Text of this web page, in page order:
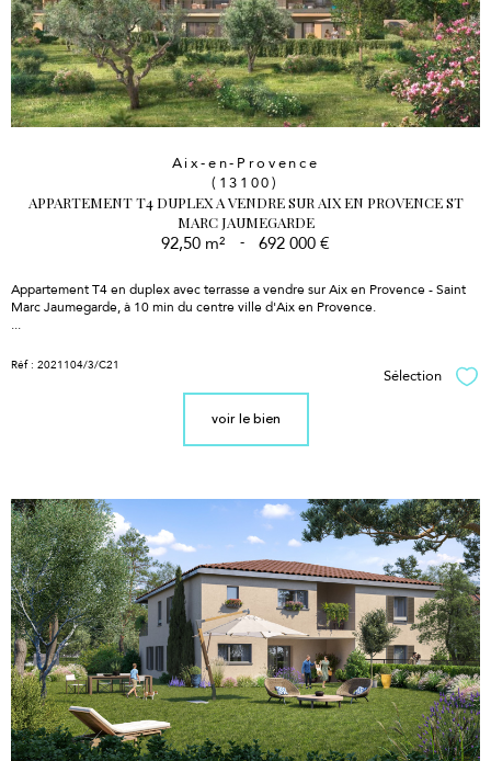
Aix-en-Provence
(13100)
APPARTEMENT T4 DUPLEX A VENDRE SUR AIX EN PROVENCE ST
MARC JAUMEGARDE
92,50 m² - 692 000 €
Appartement T4 en duplex avec terrasse a vendre sur Aix en Provence - Saint
Marc Jaumegarde, à 10 min du centre ville d'Aix en Provence.
...
Réf : 2021104/3/C21
Sélection
voir le bien